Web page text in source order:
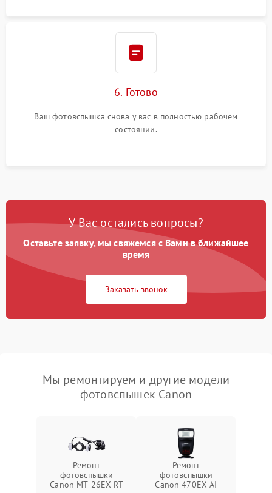
6. Готово
Ваш фотовспышка снова у вас в полностью рабочем
состоянии.
У Вас остались вопросы?
Оставьте заявку, мы свяжемся с Вами в ближайшее
время
Заказать звонок
Мы ремонтируем и другие модели
фотовспышек Canon
Ремонт
фотовспышки
Canon MT-26EX-RT
Ремонт
фотовспышки
Canon 470EX-AI